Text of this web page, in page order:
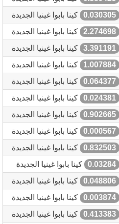
0.030305
كينا بابوا غينيا الجديدة
2.274698
كينا بابوا غينيا الجديدة
3.391191
كينا بابوا غينيا الجديدة
1.007884
كينا بابوا غينيا الجديدة
0.064377
كينا بابوا غينيا الجديدة
0.024381
كينا بابوا غينيا الجديدة
0.902665
كينا بابوا غينيا الجديدة
0.000567
كينا بابوا غينيا الجديدة
0.832503
كينا بابوا غينيا الجديدة
0.03284
كينا بابوا غينيا الجديدة
0.048806
كينا بابوا غينيا الجديدة
0.003874
كينا بابوا غينيا الجديدة
0.413383
كينا بابوا غينيا الجديدة